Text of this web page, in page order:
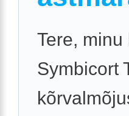
Tere,
Symbicort